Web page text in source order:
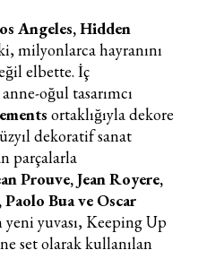
Angeles, Hidden
milyonlarca hayranını
elbette. İç
oğul tasarımcı
ortaklığıyla dekore
dekoratif sanat
parçalarla
Prouve, Jean Royere,
Bua ve Oscar
yuvası, Keeping Up
set olarak kullanılan